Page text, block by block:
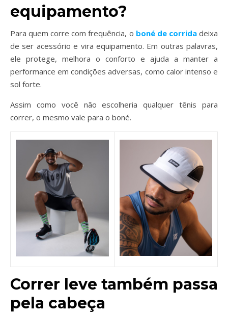
equipamento?
Para quem corre com frequência, o boné de corridadeixa
de ser acessório e vira equipamento. Em outras palavras,
ele protege, melhora o conforto e ajuda a manter a
performance em condições adversas, como calor intenso e
sol forte.
Assim como você não escolheria qualquer tênis para
correr, o mesmo vale para o boné.
Correr leve também passa
pela cabeça